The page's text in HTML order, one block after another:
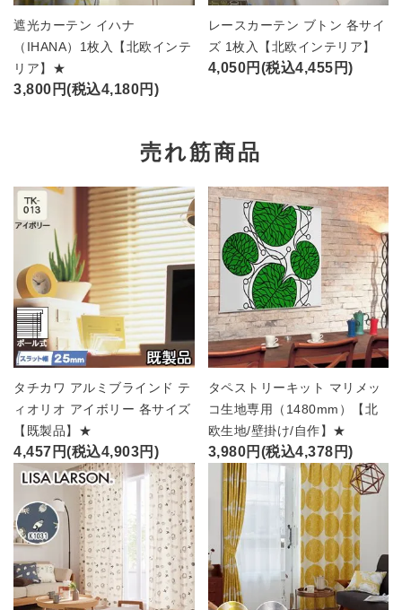
遮光カーテン イハナ
（IHANA）1枚入【北欧インテ
リア】★
3,800円(税込4,180円)
レースカーテン ブトン 各サイ
ズ 1枚入【北欧インテリア】
4,050円(税込4,455円)
売れ筋商品
タチカワ アルミブラインド テ
ィオリオ アイボリー 各サイズ
【既製品】★
4,457円(税込4,903円)
タペストリーキット マリメッ
コ生地専用（1480mm）【北
欧生地/壁掛け/自作】★
3,980円(税込4,378円)